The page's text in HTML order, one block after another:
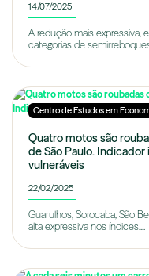
14/07/2025
A redução mais expressiva,
categorias de
Centro de Estudos em
Quatro motos são
de São Paulo.
vulneráveis
22/02/2025
Guarulhos, Sorocaba, São
alta expressiva nos índices....